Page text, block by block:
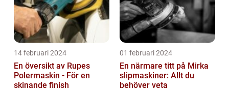
14 februari 2024
En översikt av Rupes
Polermaskin - För en
skinande finish
01 februari 2024
En närmare titt på Mirka
slipmaskiner: Allt du
behöver veta